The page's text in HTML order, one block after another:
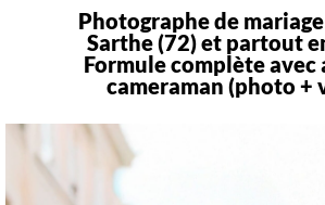
Photographe de
Sarthe (72) et partout
Formule complète avec
cameraman (photo +